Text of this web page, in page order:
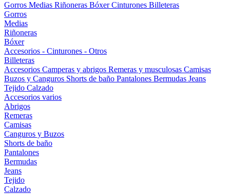
Gorros Medias Riñoneras BóxerCinturones Billeteras
Gorros
Medias
Riñoneras
Bóxer
Accesorios - Cinturones - Otros
Billeteras
Accesorios Camperas y abrigos Remeras y musculosas Camisas
Buzos y Canguros Shorts de baño Pantalones Bermudas Jeans
Tejido Calzado
Accesorios varios
Abrigos
Remeras
Camisas
Canguros y Buzos
Shorts de baño
Pantalones
Bermudas
Jeans
Tejido
Calzado